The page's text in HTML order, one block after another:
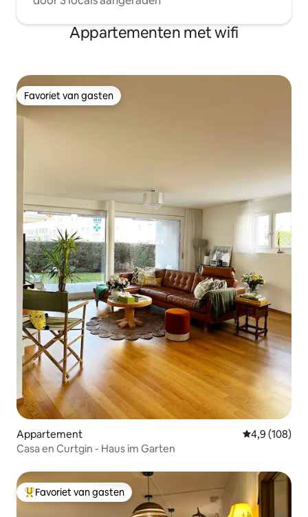
Appartementen met wifi
Favoriet van gasten
Favoriet van gasten
Appartement Gemiddelde
4,9 (108)
Casa en Curtgin - Haus im Garten
Topfavoriet van gasten
Favoriet van gasten